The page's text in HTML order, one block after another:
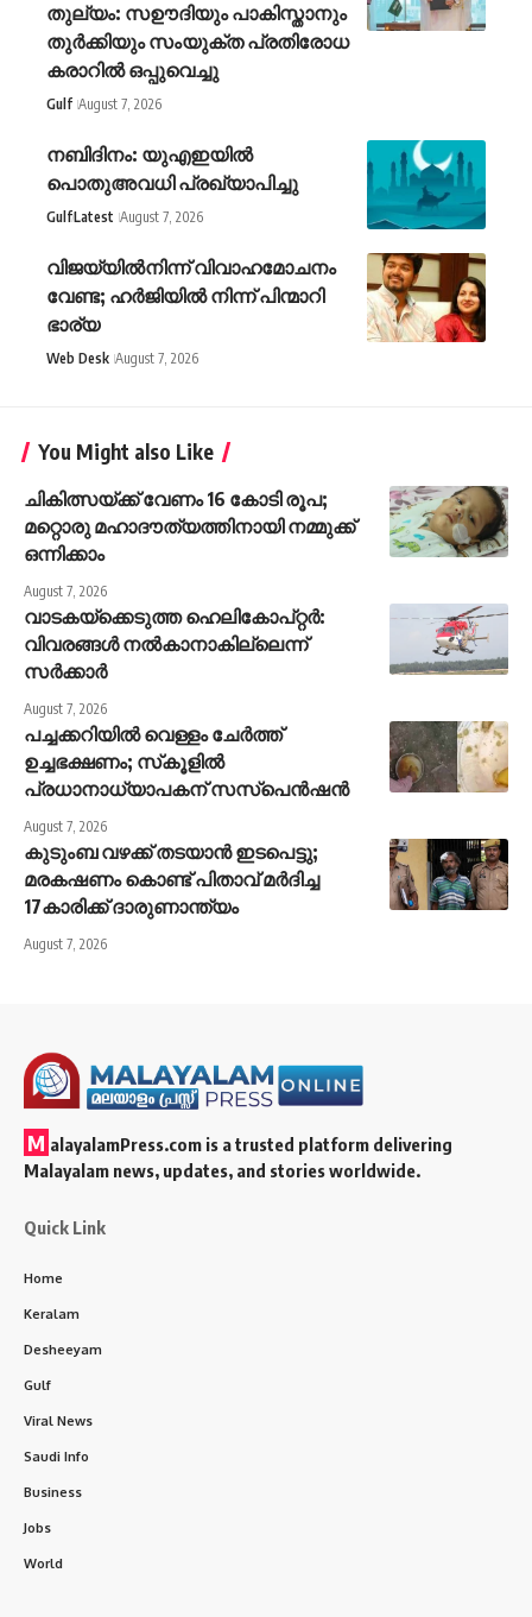
തുല്യം: സഊദിയും പാകിസ്താനും
തുർക്കിയും സംയുക്ത പ്രതിരോധ
കരാറിൽ ഒപ്പുവെച്ചു
Gulf August 7, 2026
നബിദിനം: യുഎഇയിൽ
പൊതുഅവധി പ്രഖ്യാപിച്ചു
GulfLatest August 7, 2026
വിജയ്‌യിൽനിന്ന് വിവാഹമോചനം
വേണ്ട; ഹർജിയിൽ നിന്ന് പിന്മാറി
ഭാര്യ
Web Desk August 7, 2026
You Might also Like
ചികിത്സയ്ക്ക് വേണം 16 കോടി രൂപ;
മറ്റൊരു മഹാദൗത്യത്തിനായി നമ്മുക്ക്
ഒന്നിക്കാം
August 7, 2026
വാടകയ്‌ക്കെടുത്ത ഹെലികോപ്റ്റർ:
വിവരങ്ങൾ നൽകാനാകില്ലെന്ന്
സർക്കാർ
August 7, 2026
പച്ചക്കറിയില്‍ വെള്ളം ചേര്‍ത്ത്
ഉച്ചഭക്ഷണം; സ്‌കൂളില്‍
പ്രധാനാധ്യാപകന് സസ്‌പെന്‍ഷന്‍
August 7, 2026
കുടുംബ വഴക്ക് തടയാന്‍ ഇടപെട്ടു;
മരകഷണം കൊണ്ട് പിതാവ് മർദിച്ച
17കാരിക്ക് ദാരുണാന്ത്യം
August 7, 2026
M alayalamPress.com is a trusted platform delivering
Malayalam news, updates, and stories worldwide.
Quick Link
Home
Keralam
Desheeyam
Gulf
Viral News
Saudi Info
Business
Jobs
World